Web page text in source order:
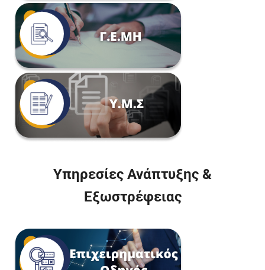
Υπηρεσίες Ανάπτυξης &
Εξωστρέφειας